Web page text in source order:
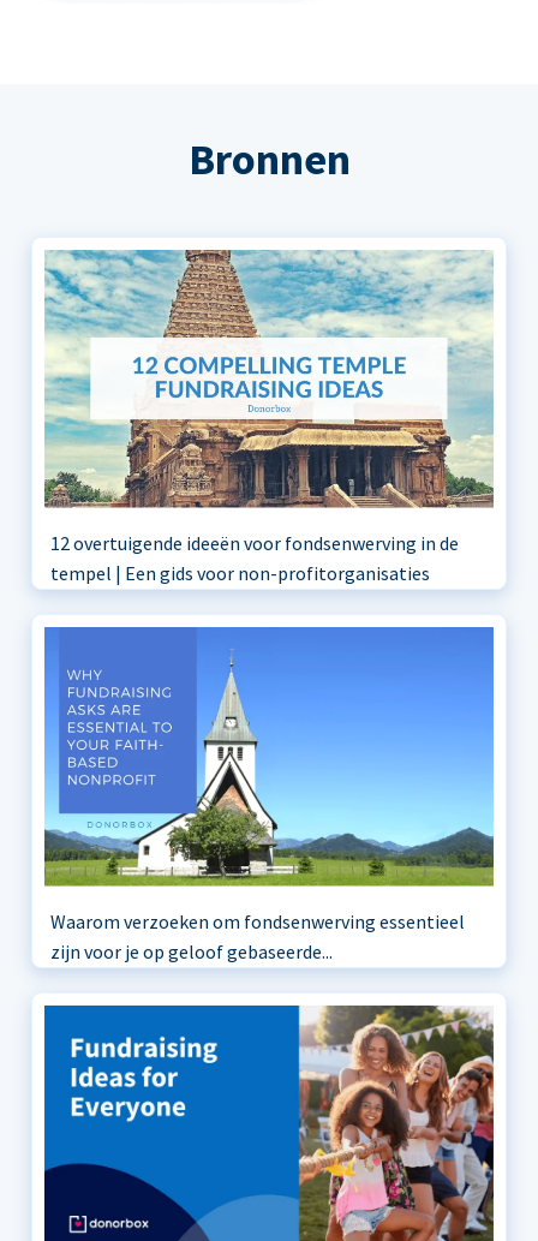
Bronnen
12 overtuigende ideeën voor fondsenwerving in de
tempel | Een gids voor non-profitorganisaties
Waarom verzoeken om fondsenwerving essentieel
zijn voor je op geloof gebaseerde...